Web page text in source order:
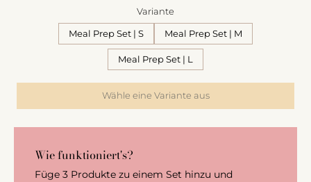
Variante
Meal Prep Set | S Meal Prep Set | M
Meal Prep Set | L
Wähle eine Variante aus
Wie funktioniert's?
Füge 3 Produkte zu einem Set hinzu und